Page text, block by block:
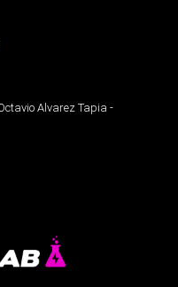
Alvarez Tapia -